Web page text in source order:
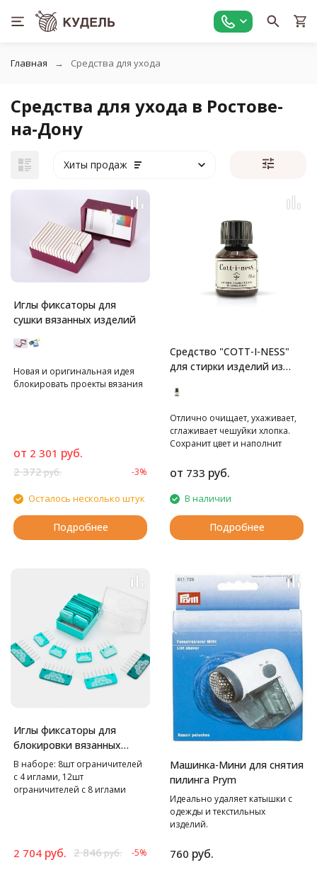
Главная Средства для ухода
Средства для ухода в Ростове-
на-Дону
Хиты продаж
Иглы фиксаторы для
сушки вязанных изделий
Новая и оригинальная идея
блокировать проекты вязания
от 2 301 руб.
2 372руб. -3%
Осталось несколько штук
Подробнее
Средство "COTT-I-NESS"
для стирки изделий из
Отлично очищает, ухаживает,
сглаживает чешуйки хлопка.
Сохранит цвет и наполнит
и жасмина.
от 733 руб.
В наличии
Подробнее
Иглы фиксаторы для
блокировки вязанных
изделий "Mindful"
В наборе: 8шт ограничителей
с 4 иглами, 12шт
ограничителей с 8 иглами
2 704 руб. 2 846руб. -5%
Машинка-Мини для снятия
пилинга Prym
Идеально удаляет катышки с
одежды и текстильных
изделий.
760 руб.